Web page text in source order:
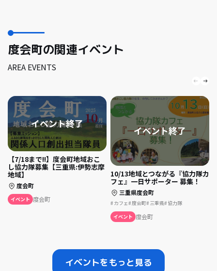
度会町の関連イベント
AREA EVENTS
【7/18まで!!】度会町地域おこ
し協力隊募集【三重県:伊勢志摩
地域】
度会町
イベント 度会町
10/13地域とつながる『協力隊カ
フェ』一日サポーター 募集！
三重県度会町
カフェ 度会町 三重県 協力隊
イベント 度会町
イベントをもっと見る